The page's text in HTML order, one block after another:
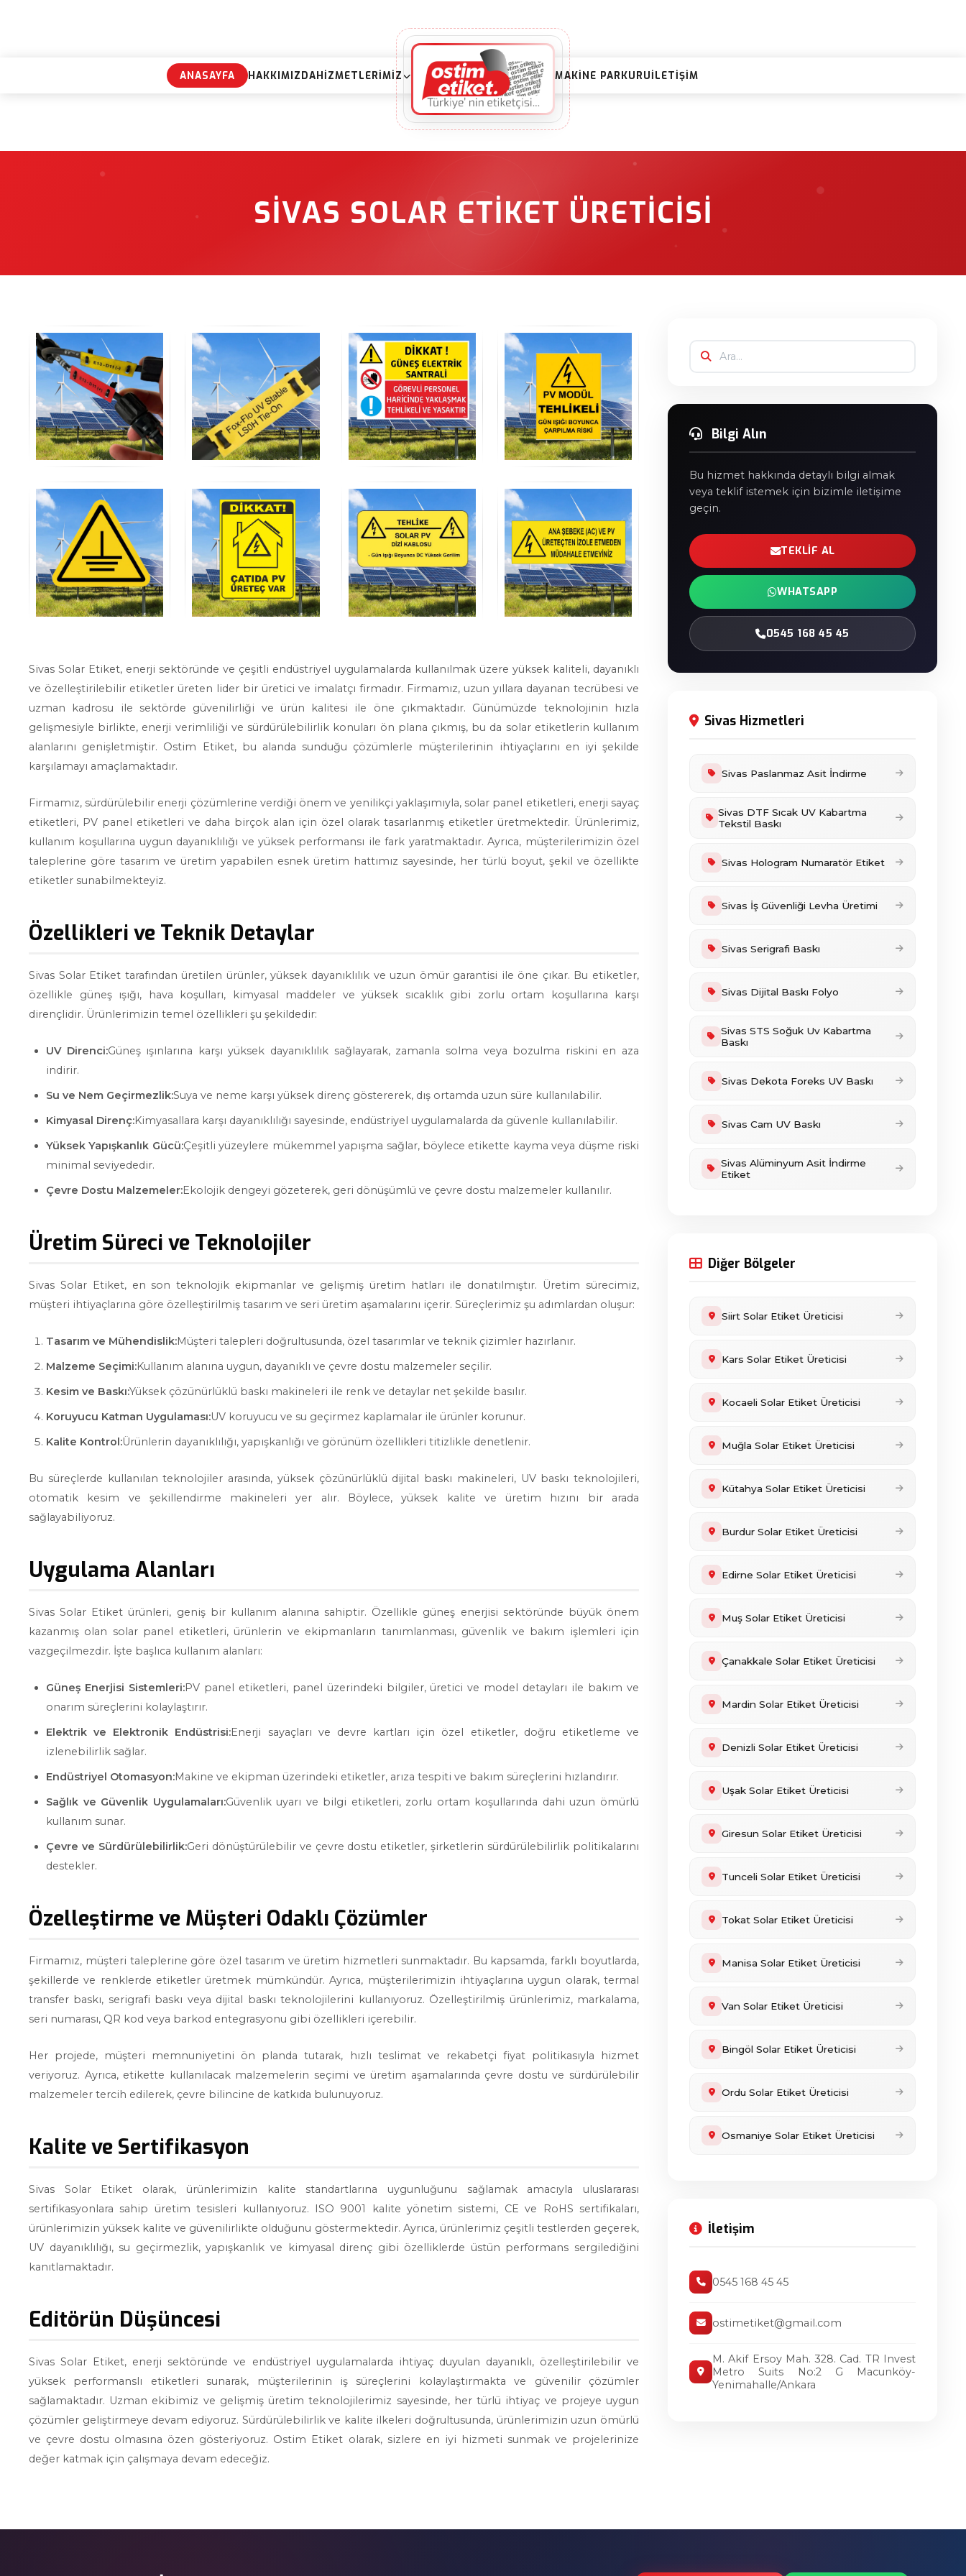
ANASAYFA HAKKIMIZDAHIZMETLERIMIZ MAKINE PARKURUİLETIŞIM
SIVAS SOLAR ETIKET ÜRETICISI
Sivas Solar Etiket, enerji sektöründe ve çeşitli endüstriyel uygulamalarda kullanılmak üzere yüksek kaliteli, dayanıklı
ve özelleştirilebilir etiketler üreten lider bir üretici ve imalatçı firmadır. Firmamız, uzun yıllara dayanan tecrübesi ve
uzman kadrosu ile sektörde güvenilirliği ve ürün kalitesi ile öne çıkmaktadır. Günümüzde teknolojinin hızla
gelişmesiyle birlikte, enerji verimliliği ve sürdürülebilirlik konuları ön plana çıkmış, bu da solar etiketlerin kullanım
alanlarını genişletmiştir. Ostim Etiket, bu alanda sunduğu çözümlerle müşterilerinin ihtiyaçlarını en iyi şekilde
karşılamayı amaçlamaktadır.
Firmamız, sürdürülebilir enerji çözümlerine verdiği önem ve yenilikçi yaklaşımıyla, solar panel etiketleri, enerji sayaç
etiketleri, PV panel etiketleri ve daha birçok alan için özel olarak tasarlanmış etiketler üretmektedir. Ürünlerimiz,
kullanım koşullarına uygun dayanıklılığı ve yüksek performansı ile fark yaratmaktadır. Ayrıca, müşterilerimizin özel
taleplerine göre tasarım ve üretim yapabilen esnek üretim hattımız sayesinde, her türlü boyut, şekil ve özellikte
etiketler sunabilmekteyiz.
Özellikleri ve Teknik Detaylar
Sivas Solar Etiket tarafından üretilen ürünler, yüksek dayanıklılık ve uzun ömür garantisi ile öne çıkar. Bu etiketler,
özellikle güneş ışığı, hava koşulları, kimyasal maddeler ve yüksek sıcaklık gibi zorlu ortam koşullarına karşı
dirençlidir. Ürünlerimizin temel özellikleri şu şekildedir:
UV Direnci:Güneş ışınlarına karşı yüksek dayanıklılık sağlayarak, zamanla solma veya bozulma riskini en aza
indirir.
Su ve Nem Geçirmezlik:Suya ve neme karşı yüksek direnç göstererek, dış ortamda uzun süre kullanılabilir.
Kimyasal Direnç:Kimyasallara karşı dayanıklılığı sayesinde, endüstriyel uygulamalarda da güvenle kullanılabilir.
Yüksek Yapışkanlık Gücü:Çeşitli yüzeylere mükemmel yapışma sağlar, böylece etikette kayma veya düşme riski
minimal seviyededir.
Çevre Dostu Malzemeler:Ekolojik dengeyi gözeterek, geri dönüşümlü ve çevre dostu malzemeler kullanılır.
Üretim Süreci ve Teknolojiler
Sivas Solar Etiket, en son teknolojik ekipmanlar ve gelişmiş üretim hatları ile donatılmıştır. Üretim sürecimiz,
müşteri ihtiyaçlarına göre özelleştirilmiş tasarım ve seri üretim aşamalarını içerir. Süreçlerimiz şu adımlardan oluşur:
Tasarım ve Mühendislik:Müşteri talepleri doğrultusunda, özel tasarımlar ve teknik çizimler hazırlanır.
Malzeme Seçimi:Kullanım alanına uygun, dayanıklı ve çevre dostu malzemeler seçilir.
Kesim ve Baskı:Yüksek çözünürlüklü baskı makineleri ile renk ve detaylar net şekilde basılır.
Koruyucu Katman Uygulaması:UV koruyucu ve su geçirmez kaplamalar ile ürünler korunur.
Kalite Kontrol:Ürünlerin dayanıklılığı, yapışkanlığı ve görünüm özellikleri titizlikle denetlenir.
Bu süreçlerde kullanılan teknolojiler arasında, yüksek çözünürlüklü dijital baskı makineleri, UV baskı teknolojileri,
otomatik kesim ve şekillendirme makineleri yer alır. Böylece, yüksek kalite ve üretim hızını bir arada
sağlayabiliyoruz.
Uygulama Alanları
Sivas Solar Etiket ürünleri, geniş bir kullanım alanına sahiptir. Özellikle güneş enerjisi sektöründe büyük önem
kazanmış olan solar panel etiketleri, ürünlerin ve ekipmanların tanımlanması, güvenlik ve bakım işlemleri için
vazgeçilmezdir. İşte başlıca kullanım alanları:
Güneş Enerjisi Sistemleri:PV panel etiketleri, panel üzerindeki bilgiler, üretici ve model detayları ile bakım ve
onarım süreçlerini kolaylaştırır.
Elektrik ve Elektronik Endüstrisi:Enerji sayaçları ve devre kartları için özel etiketler, doğru etiketleme ve
izlenebilirlik sağlar.
Endüstriyel Otomasyon:Makine ve ekipman üzerindeki etiketler, arıza tespiti ve bakım süreçlerini hızlandırır.
Sağlık ve Güvenlik Uygulamaları:Güvenlik uyarı ve bilgi etiketleri, zorlu ortam koşullarında dahi uzun ömürlü
kullanım sunar.
Çevre ve Sürdürülebilirlik:Geri dönüştürülebilir ve çevre dostu etiketler, şirketlerin sürdürülebilirlik politikalarını
destekler.
Özelleştirme ve Müşteri Odaklı Çözümler
Firmamız, müşteri taleplerine göre özel tasarım ve üretim hizmetleri sunmaktadır. Bu kapsamda, farklı boyutlarda,
şekillerde ve renklerde etiketler üretmek mümkündür. Ayrıca, müşterilerimizin ihtiyaçlarına uygun olarak, termal
transfer baskı, serigrafi baskı veya dijital baskı teknolojilerini kullanıyoruz. Özelleştirilmiş ürünlerimiz, markalama,
seri numarası, QR kod veya barkod entegrasyonu gibi özellikleri içerebilir.
Her projede, müşteri memnuniyetini ön planda tutarak, hızlı teslimat ve rekabetçi fiyat politikasıyla hizmet
veriyoruz. Ayrıca, etikette kullanılacak malzemelerin seçimi ve üretim aşamalarında çevre dostu ve sürdürülebilir
malzemeler tercih edilerek, çevre bilincine de katkıda bulunuyoruz.
Kalite ve Sertifikasyon
Sivas Solar Etiket olarak, ürünlerimizin kalite standartlarına uygunluğunu sağlamak amacıyla uluslararası
sertifikasyonlara sahip üretim tesisleri kullanıyoruz. ISO 9001 kalite yönetim sistemi, CE ve RoHS sertifikaları,
ürünlerimizin yüksek kalite ve güvenilirlikte olduğunu göstermektedir. Ayrıca, ürünlerimiz çeşitli testlerden geçerek,
UV dayanıklılığı, su geçirmezlik, yapışkanlık ve kimyasal direnç gibi özelliklerde üstün performans sergilediğini
kanıtlamaktadır.
Editörün Düşüncesi
Sivas Solar Etiket, enerji sektöründe ve endüstriyel uygulamalarda ihtiyaç duyulan dayanıklı, özelleştirilebilir ve
yüksek performanslı etiketleri sunarak, müşterilerinin iş süreçlerini kolaylaştırmakta ve güvenilir çözümler
sağlamaktadır. Uzman ekibimiz ve gelişmiş üretim teknolojilerimiz sayesinde, her türlü ihtiyaç ve projeye uygun
çözümler geliştirmeye devam ediyoruz. Sürdürülebilirlik ve kalite ilkeleri doğrultusunda, ürünlerimizin uzun ömürlü
ve çevre dostu olmasına özen gösteriyoruz. Ostim Etiket olarak, sizlere en iyi hizmeti sunmak ve projelerinize
değer katmak için çalışmaya devam edeceğiz.
Bilgi Alın
Bu hizmet hakkında detaylı bilgi almak
veya teklif istemek için bizimle iletişime
geçin.
TEKLIF AL
WHATSAPP
0545 168 45 45
Sivas Hizmetleri
Sivas Paslanmaz Asit İndirme
Sivas DTF Sıcak UV Kabartma
Tekstil Baskı
Sivas Hologram Numaratör Etiket
Sivas İş Güvenliği Levha Üretimi
Sivas Serigrafi Baskı
Sivas Dijital Baskı Folyo
Sivas STS Soğuk Uv Kabartma
Baskı
Sivas Dekota Foreks UV Baskı
Sivas Cam UV Baskı
Sivas Alüminyum Asit İndirme
Etiket
Diğer Bölgeler
Siirt Solar Etiket Üreticisi
Kars Solar Etiket Üreticisi
Kocaeli Solar Etiket Üreticisi
Muğla Solar Etiket Üreticisi
Kütahya Solar Etiket Üreticisi
Burdur Solar Etiket Üreticisi
Edirne Solar Etiket Üreticisi
Muş Solar Etiket Üreticisi
Çanakkale Solar Etiket Üreticisi
Mardin Solar Etiket Üreticisi
Denizli Solar Etiket Üreticisi
Uşak Solar Etiket Üreticisi
Giresun Solar Etiket Üreticisi
Tunceli Solar Etiket Üreticisi
Tokat Solar Etiket Üreticisi
Manisa Solar Etiket Üreticisi
Van Solar Etiket Üreticisi
Bingöl Solar Etiket Üreticisi
Ordu Solar Etiket Üreticisi
Osmaniye Solar Etiket Üreticisi
İletişim
0545 168 45 45
ostimetiket@gmail.com
M. Akif Ersoy Mah. 328. Cad. TR Invest
Metro Suits No:2 G Macunköy-
Yenimahalle/Ankara